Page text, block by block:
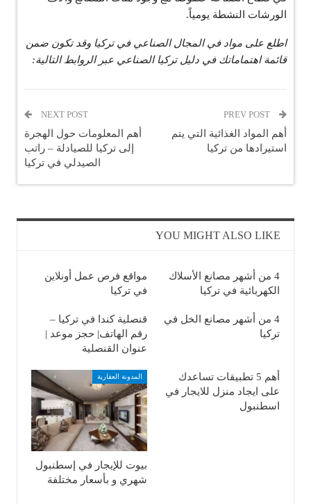
الورشات النشطة يومياً.
اطلع على مواد في المجال الصناعي في تركيا وقد تكون ضمن
قائمة اهتماماتك في دليل تركيا الصناعي عبر الروابط التالية:
أهم المواد الغذائية التي يتم
استيرادها من تركيا
NEXT POST
أهم المعلومات حول الهجرة
إلى تركيا للصيادلة – راتب
الصيدلي في تركيا
YOU MIGHT ALSO LIKE
4 من أشهر مصانع الأسلاك
الكهربائية في تركيا
مواقع فرص عمل أونلاين
في تركيا
4 من أشهر مصانع الخل في
تركيا
قنصلية كندا في تركيا –
رقم الهاتف| حجز موعد |
عنوان القنصلية
أهم 5 تطبيقات تساعدك
على ايجاد منزل للايجار في
اسطنبول
المدونة العقارية
بيوت للإيجار في إسطنبول
شهري و بأسعار مختلفة